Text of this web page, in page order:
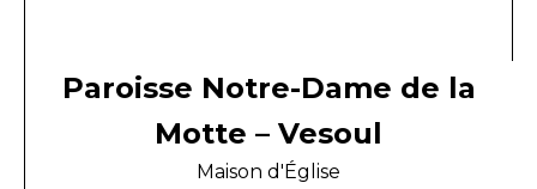
Paroisse Notre-Dame de la
Motte – Vesoul
Maison d'Église